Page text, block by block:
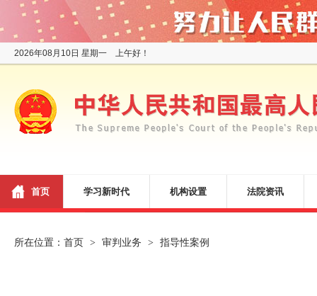
2026年08月10日 星期一 上午好！
首页 学习新时代 机构设置 法院资讯
所在位置： 首页 > 审判业务 > 指导性案例